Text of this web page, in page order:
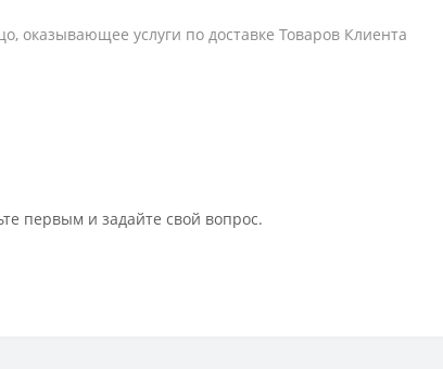
оказывающее услуги по доставке Товаров Клиента
первым и задайте свой вопрос.